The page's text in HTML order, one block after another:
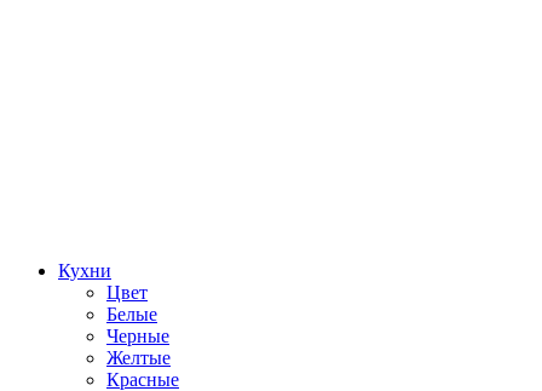
Кухни
Цвет
Белые
Черные
Желтые
Красные